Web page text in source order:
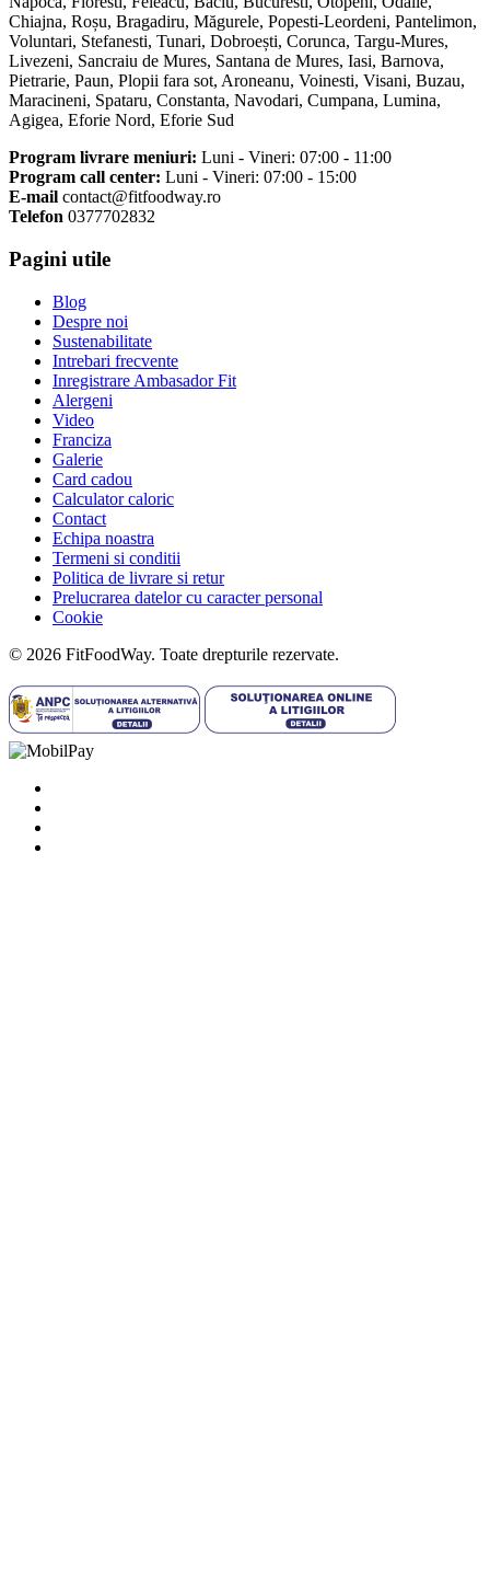
Chiajna, Roșu, Bragadiru, Măgurele, Popesti-Leordeni, Pantelimon,
Voluntari, Stefanesti, Tunari, Dobroești, Corunca, Targu-Mures,
Livezeni, Sancraiu de Mures, Santana de Mures, Iasi, Barnova,
Pietrarie, Paun, Plopii fara sot, Aroneanu, Voinesti, Visani, Buzau,
Maracineni, Spataru, Constanta, Navodari, Cumpana, Lumina,
Agigea, Eforie Nord, Eforie Sud
Program livrare meniuri: Luni - Vineri: 07:00 - 11:00
Program call center: Luni - Vineri: 07:00 - 15:00
E-mail contact@fitfoodway.ro
Telefon 0377702832
Pagini utile
Blog
Despre noi
Sustenabilitate
Intrebari frecvente
Inregistrare Ambasador Fit
Alergeni
Video
Franciza
Galerie
Card cadou
Calculator caloric
Contact
Echipa noastra
Termeni si conditii
Politica de livrare si retur
Prelucrarea datelor cu caracter personal
Cookie
© 2026 FitFoodWay. Toate drepturile rezervate.